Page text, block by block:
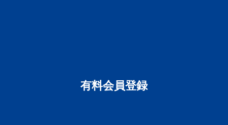
有料会員登録